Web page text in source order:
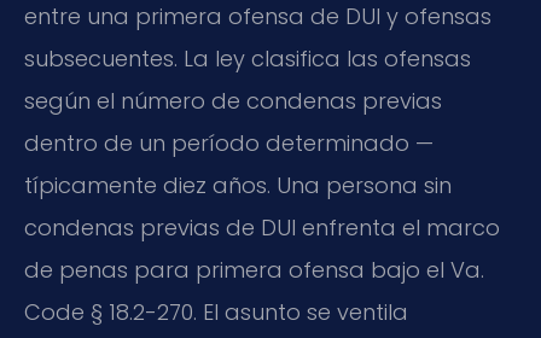
entre una primera ofensa de DUI y ofensas
subsecuentes. La ley clasifica las ofensas
según el número de condenas previas
dentro de un período determinado —
típicamente diez años. Una persona sin
condenas previas de DUI enfrenta el marco
de penas para primera ofensa bajo el Va.
Code § 18.2-270. El asunto se ventila